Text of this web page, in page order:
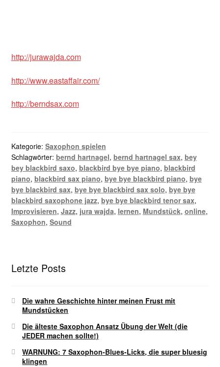
http://jurawajda.com
http://www.eastaffair.com/
http://berndsax.com
Kategorie: Saxophon spielen
Schlagwörter: bernd hartnagel, bernd hartnagel sax, bey
bey blackbird saxo, blackbird bye bye piano, blackbird
piano, blackbird sax piano, bye bye blackbird piano, bye
bye blackbird sax, bye bye blackbird sax solo, bye bye
blackbird saxophone jazz, bye bye blackbird tenor sax,
Improvisieren, Jazz, jura wajda, lernen, Mundstück, online,
Saxophon, Sound
Letzte Posts
Die wahre Geschichte hinter meinen Frust mit
Mundstücken
Die älteste Saxophon Ansatz Übung der Welt (die
JEDER machen sollte!)
WARNUNG: 7 Saxophon-Blues-Licks, die super bluesig
klingen